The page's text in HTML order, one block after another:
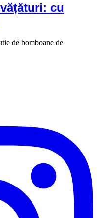
cu
de bomboane de